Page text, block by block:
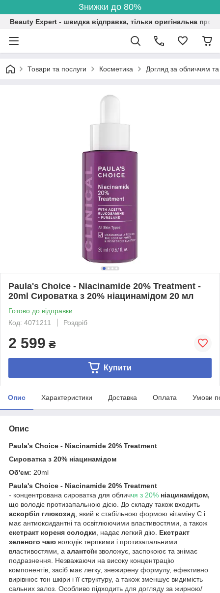
Знижки до 80%
Beauty Expert - швидка відправка, тільки оригінальна
Товари та послуги Косметика Догляд за обличчям
Paula's Choice - Niacinamide 20% Treatment -
20ml Сироватка з 20% ніацинамідом 20 мл
Готово до відправки
Код: 4071211
Роздріб
2 599 ₴
Купити
Опис Характеристики Доставка Оплата Умови
Опис
Paula's Choice - Niacinamide 20% Treatment
Сироватка з 20% ніацинамідом
Об'єм: 20ml
Paula's Choice - Niacinamide 20% Treatment
- концентрована сироватка для обличчя з 20% ніацинамідом,
що володіє протизапальною дією. До складу також входить
аскорбіл глюкозид , який є стабільною формою вітаміну С і
має антиоксидантні та освітлюючими властивостями, а також
екстракт кореня солодки , надає легкий дію. Екстракт
зеленого чаю володіє терпкими і протизапальними
властивостями, а алантоїн зволожує, заспокоює та знімає
подразнення. Незважаючи на високу концентрацію
компонентів, засіб має легку, знежирену формулу, ефективно
вирівнює тон шкіри і її структуру, а також зменшує видимість
сальних залоз. Особливо підходить для догляду за жирною/